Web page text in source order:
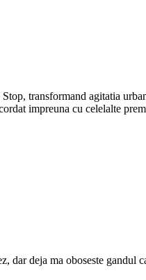
transformand agitatia
impreuna cu celelalte
dar deja ma oboseste